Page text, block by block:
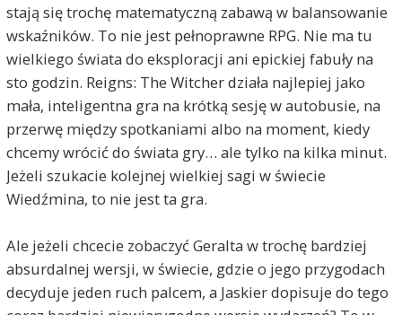
stają się trochę matematyczną zabawą w balansowanie
wskaźników. To nie jest pełnoprawne RPG. Nie ma tu
wielkiego świata do eksploracji ani epickiej fabuły na
sto godzin. Reigns: The Witcher działa najlepiej jako
mała, inteligentna gra na krótką sesję w autobusie, na
przerwę między spotkaniami albo na moment, kiedy
chcemy wrócić do świata gry… ale tylko na kilka minut.
Jeżeli szukacie kolejnej wielkiej sagi w świecie
Wiedźmina, to nie jest ta gra.
Ale jeżeli chcecie zobaczyć Geralta w trochę bardziej
absurdalnej wersji, w świecie, gdzie o jego przygodach
decyduje jeden ruch palcem, a Jaskier dopisuje do tego